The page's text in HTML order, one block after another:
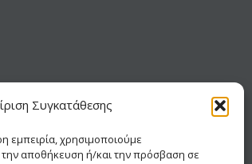
Συγκατάθεσης
εμπειρία, χρησιμοποιούμε
αποθήκευση ή/και την πρόσβαση σε